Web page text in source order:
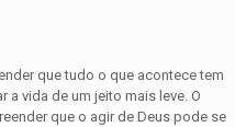
que tudo o que acontece tem
vida de um jeito mais leve. O
que o agir de Deus pode se